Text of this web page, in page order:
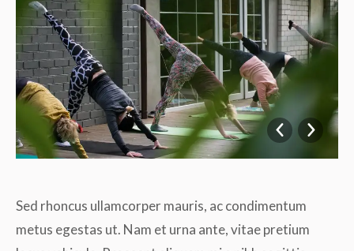
Sed rhoncus ullamcorper mauris, ac condimentum
metus egestas ut. Nam et urna ante, vitae pretium